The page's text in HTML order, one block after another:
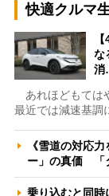
快適クルマ
な
あれほどもては
最近では減速基調
《雪道の対応
ー」の真価 「
乗り込むと同時